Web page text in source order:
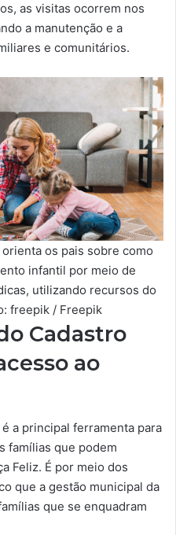
as visitas ocorrem nos
a manutenção e a
e comunitários.
os pais sobre como
infantil por meio de
utilizando recursos do
freepik / Freepik
Cadastro
ao
é a principal ferramenta para
famílias que podem
Feliz. É por meio dos
que a gestão municipal da
que se enquadram